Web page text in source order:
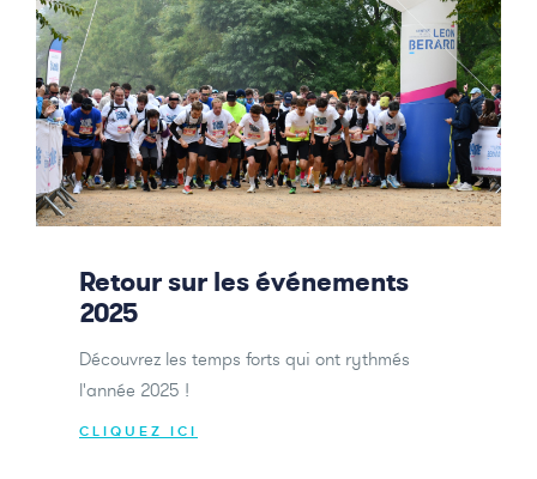
Retour sur les événements
2025
Découvrez les temps forts qui ont rythmés
l'année 2025 !
CLIQUEZ ICI